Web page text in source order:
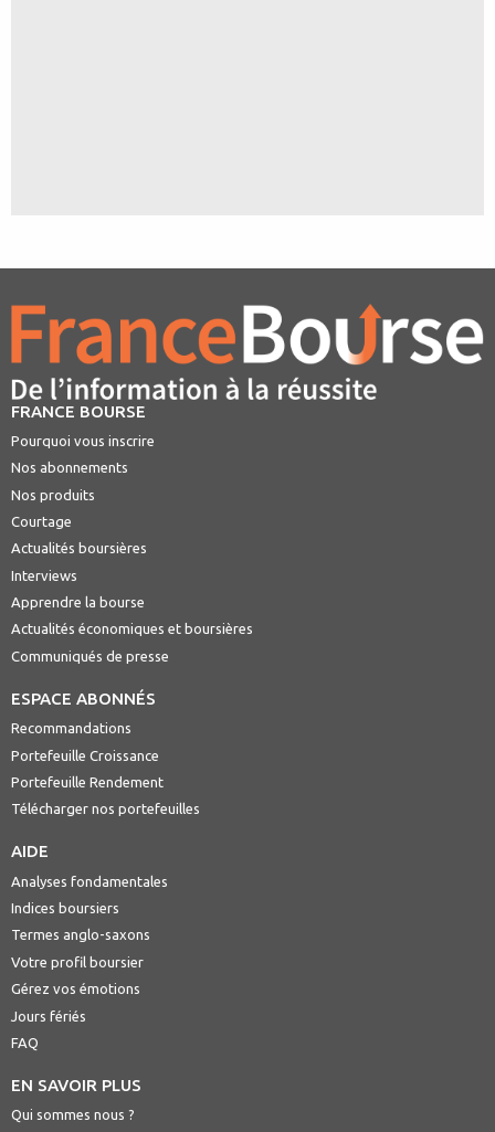
FRANCE BOURSE
Pourquoi vous inscrire
Nos abonnements
Nos produits
Courtage
Actualités boursières
Interviews
Apprendre la bourse
Actualités économiques et boursières
Communiqués de presse
ESPACE ABONNÉS
Recommandations
Portefeuille Croissance
Portefeuille Rendement
Télécharger nos portefeuilles
AIDE
Analyses fondamentales
Indices boursiers
Termes anglo-saxons
Votre profil boursier
Gérez vos émotions
Jours fériés
FAQ
EN SAVOIR PLUS
Qui sommes nous ?